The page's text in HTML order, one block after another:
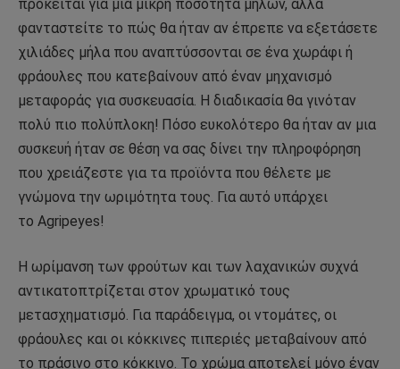
πρόκειται για μια μικρή ποσότητα μήλων, αλλά
φανταστείτε το πώς θα ήταν αν έπρεπε να εξετάσετε
χιλιάδες μήλα που αναπτύσσονται σε ένα χωράφι ή
φράουλες που κατεβαίνουν από έναν μηχανισμό
μεταφοράς για συσκευασία. Η διαδικασία θα γινόταν
πολύ πιο πολύπλοκη! Πόσο ευκολότερο θα ήταν αν μια
συσκευή ήταν σε θέση να σας δίνει την πληροφόρηση
που χρειάζεστε για τα προϊόντα που θέλετε με
γνώμονα την ωριμότητα τους. Για αυτό υπάρχει
το Agripeyes!
Η ωρίμανση των φρούτων και των λαχανικών συχνά
αντικατοπτρίζεται στον χρωματικό τους
μετασχηματισμό. Για παράδειγμα, οι ντομάτες, οι
φράουλες και οι κόκκινες πιπεριές μεταβαίνουν από
το πράσινο στο κόκκινο. Το χρώμα αποτελεί μόνο έναν